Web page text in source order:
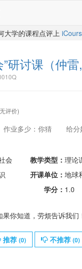
大学的课程点评上
研讨课 （仲
评价)
作业多少：你猜
给分
会 教学类型： 理论
开课单位： 地球
学分： 1.0
果你知道，劳烦告诉我们
推荐 (0) 不推荐 (0)